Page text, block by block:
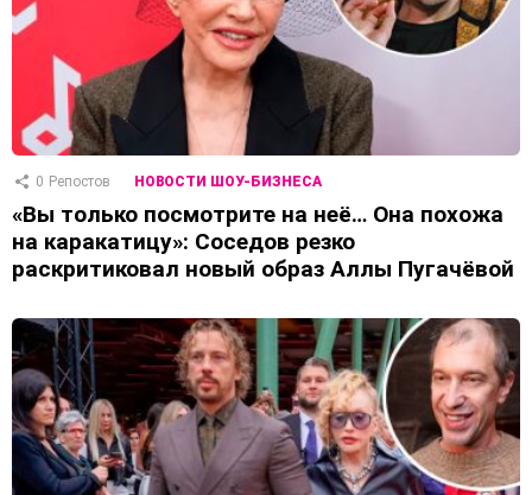
0 Репостов НОВОСТИ ШОУ-БИЗНЕСА
«Вы только посмотрите на неё… Она похожа
на каракатицу»: Соседов резко
раскритиковал новый образ Аллы Пугачёвой